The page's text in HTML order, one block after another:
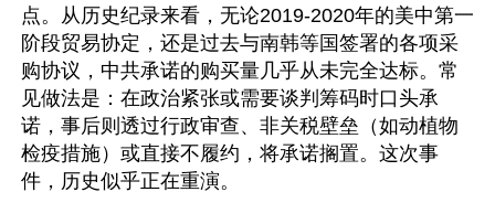
点。从历史纪录来看，无论2019-2020年的美中第一
阶段贸易协定，还是过去与南韩等国签署的各项采
购协议，中共承诺的购买量几乎从未完全达标。常
见做法是：在政治紧张或需要谈判筹码时口头承
诺，事后则透过行政审查、非关税壁垒（如动植物
检疫措施）或直接不履约，将承诺搁置。这次事
件，历史似乎正在重演。